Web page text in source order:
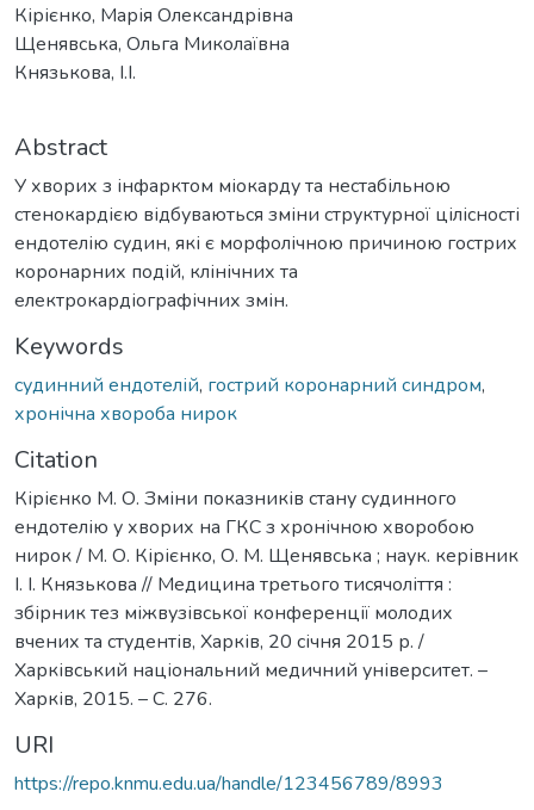
Кірієнко, Марія Олександрівна
Щенявська, Ольга Миколаївна
Князькова, І.І.
Abstract
У хворих з інфарктом міокарду та нестабільною
стенокардією відбуваються зміни структурної цілісності
ендотелію судин, які є морфолічною причиною гострих
коронарних подій, клінічних та
електрокардіографічних змін.
Keywords
судинний ендотелій, гострий коронарний синдром,
хронічна хвороба нирок
Citation
Кірієнко М. О. Зміни показників стану судинного
ендотелію у хворих на ГКС з хронічною хворобою
нирок / М. О. Кірієнко, О. М. Щенявська ; наук. керівник
І. І. Князькова // Медицина третього тисячоліття :
збірник тез міжвузівської конференції молодих
вчених та студентів, Харків, 20 січня 2015 р. /
Харківський національний медичний університет. –
Харків, 2015. – С. 276.
URI
https://repo.knmu.edu.ua/handle/123456789/8993